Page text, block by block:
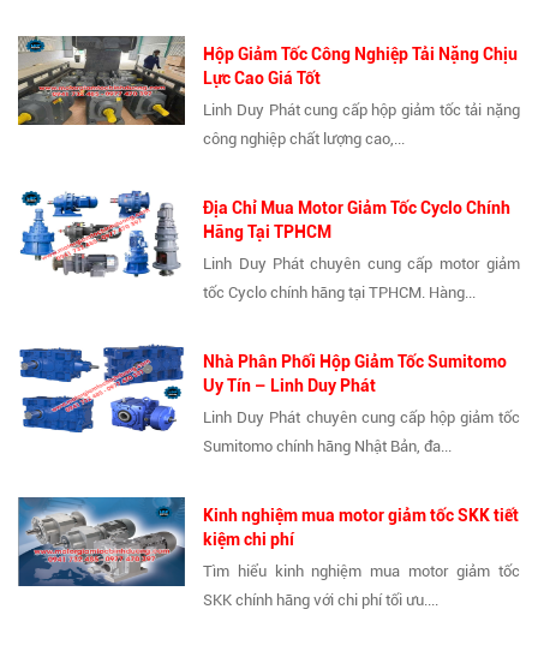
Hộp Giảm Tốc Công Nghiệp Tải Nặng Chịu
Lực Cao Giá Tốt
Linh Duy Phát cung cấp hộp giảm tốc tải nặng
công nghiệp chất lượng cao,...
Địa Chỉ Mua Motor Giảm Tốc Cyclo Chính
Hãng Tại TPHCM
Linh Duy Phát chuyên cung cấp motor giảm
tốc Cyclo chính hãng tại TPHCM. Hàng...
Nhà Phân Phối Hộp Giảm Tốc Sumitomo
Uy Tín – Linh Duy Phát
Linh Duy Phát chuyên cung cấp hộp giảm tốc
Sumitomo chính hãng Nhật Bản, đa...
Kinh nghiệm mua motor giảm tốc SKK tiết
kiệm chi phí
Tìm hiểu kinh nghiệm mua motor giảm tốc
SKK chính hãng với chi phí tối ưu....